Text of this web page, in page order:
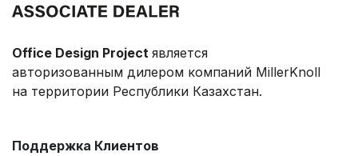
Office Design Project является
авторизованным дилером компаний MillerKnoll
на территории Республики Казахстан.
Поддержка Клиентов